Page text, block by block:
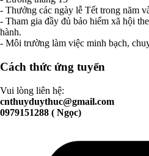
- Thưởng các ngày lễ Tết trong năm
- Tham gia đầy đủ bảo hiểm xã hội
hành.
- Môi trường làm việc minh bạch,
Cách thức ứng tuyển
Vui lòng liên hệ:
cnthuyduythuc@gmail.com
0979151288 ( Ngọc)